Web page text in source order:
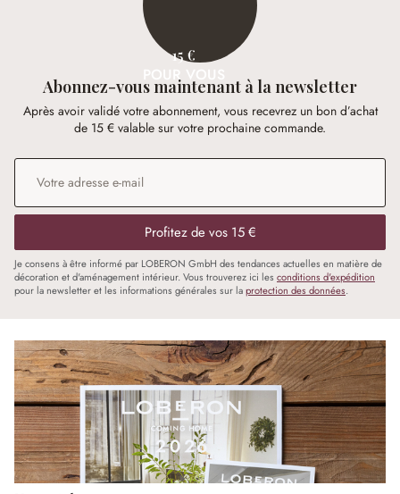
15 €
POUR VOUS
Abonnez-vous maintenant à la newsletter
Après avoir validé votre abonnement, vous recevrez un bon d’achat
de 15 € valable sur votre prochaine commande.
Adresse e-mail
Profitez de vos 15 €
Je consens à être informé par LOBERON GmbH des tendances actuelles en matière de
décoration et d'aménagement intérieur. Vous trouverez ici les conditions d'expédition
pour la newsletter et les informations générales sur laprotection des données.